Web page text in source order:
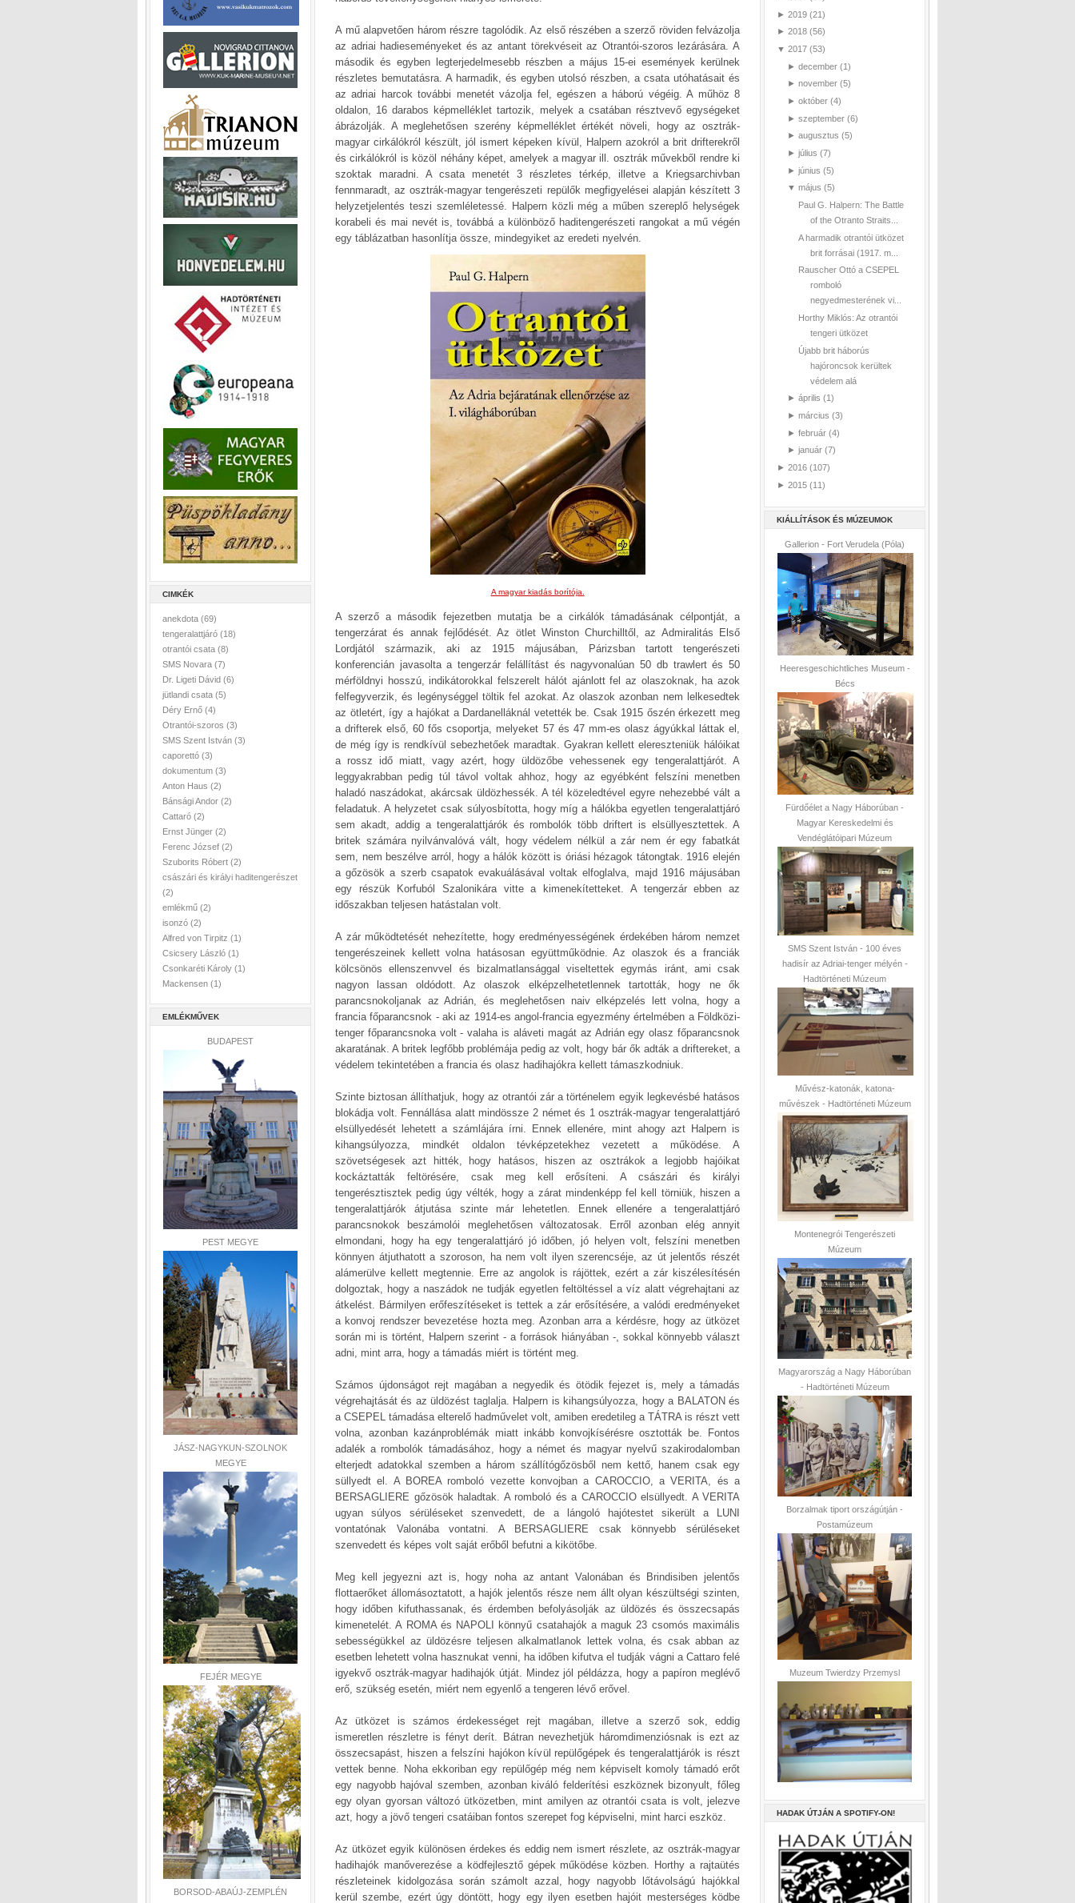
CIMKÉK
anekdota (69)
tengeralattjáró (18)
otrantói csata (8)
SMS Novara (7)
Dr. Ligeti Dávid (6)
jütlandi csata (5)
Déry Ernő (4)
Otrantói-szoros (3)
SMS Szent István (3)
caporettó (3)
dokumentum (3)
Anton Haus (2)
Bánsági Andor (2)
Cattaró (2)
Ernst Jünger (2)
Ferenc József (2)
Szuborits Róbert (2)
császári és királyi haditengerészet
(2)
emlékmű (2)
isonzó (2)
Alfred von Tirpitz (1)
Csicsery László (1)
Csonkaréti Károly (1)
Mackensen (1)
EMLÉKMŰVEK
BUDAPEST
PEST MEGYE
JÁSZ-NAGYKUN-SZOLNOK
MEGYE
FEJÉR MEGYE
BORSOD-ABAÚJ-ZEMPLÉN
A mű alapvetően három részre tagolódik. Az első részében a szerző röviden felvázolja
az adriai hadieseményeket és az antant törekvéseit az Otrantói-szoros lezárására. A
második és egyben legterjedelmesebb részben a május 15-ei események kerülnek
részletes bemutatásra. A harmadik, és egyben utolsó részben, a csata utóhatásait és
az adriai harcok további menetét vázolja fel, egészen a háború végéig. A műhöz 8
oldalon, 16 darabos képmelléklet tartozik, melyek a csatában résztvevő egységeket
ábrázolják. A meglehetősen szerény képmelléklet értékét növeli, hogy az osztrák-
magyar cirkálókról készült, jól ismert képeken kívül, Halpern azokról a brit drifterekről
és cirkálókról is közöl néhány képet, amelyek a magyar ill. osztrák művekből rendre ki
szoktak maradni. A csata menetét 3 részletes térkép, illetve a Kriegsarchivban
fennmaradt, az osztrák-magyar tengerészeti repülők megfigyelései alapján készített 3
helyzetjelentés teszi szemléletessé. Halpern közli még a műben szereplő helységek
korabeli és mai nevét is, továbbá a különböző haditengerészeti rangokat a mű végén
egy táblázatban hasonlítja össze, mindegyiket az eredeti nyelvén.
A magyar kiadás borítója.
A szerző a második fejezetben mutatja be a cirkálók támadásának célpontját, a
tengerzárat és annak fejlődését. Az ötlet Winston Churchilltől, az Admiralitás Első
Lordjától származik, aki az 1915 májusában, Párizsban tartott tengerészeti
konferencián javasolta a tengerzár felállítást és nagyvonalúan 50 db trawlert és 50
mérföldnyi hosszú, indikátorokkal felszerelt hálót ajánlott fel az olaszoknak, ha azok
felfegyverzik, és legénységgel töltik fel azokat. Az olaszok azonban nem lelkesedtek
az ötletért, így a hajókat a Dardanelláknál vetették be. Csak 1915 őszén érkezett meg
a drifterek első, 60 fős csoportja, melyeket 57 és 47 mm-es olasz ágyúkkal láttak el,
de még így is rendkívül sebezhetőek maradtak. Gyakran kellett elereszteniük hálóikat
a rossz idő miatt, vagy azért, hogy üldözőbe vehessenek egy tengeralattjárót. A
leggyakrabban pedig túl távol voltak ahhoz, hogy az egyébként felszíni menetben
haladó naszádokat, akárcsak üldözhessék. A tél közeledtével egyre nehezebbé vált a
feladatuk. A helyzetet csak súlyosbította, hogy míg a hálókba egyetlen tengeralattjáró
sem akadt, addig a tengeralattjárók és rombolók több driftert is elsüllyesztettek. A
britek számára nyilvánvalóvá vált, hogy védelem nélkül a zár nem ér egy fabatkát
sem, nem beszélve arról, hogy a hálók között is óriási hézagok tátongtak. 1916 elején
a gőzösök a szerb csapatok evakuálásával voltak elfoglalva, majd 1916 májusában
egy részük Korfuból Szalonikára vitte a kimenekítetteket. A tengerzár ebben az
időszakban teljesen hatástalan volt.
A zár működtetését nehezítette, hogy eredményességének érdekében három nemzet
tengerészeinek kellett volna hatásosan együttműködnie. Az olaszok és a franciák
kölcsönös ellenszenvvel és bizalmatlansággal viseltettek egymás iránt, ami csak
nagyon lassan oldódott. Az olaszok elképzelhetetlennek tartották, hogy ne ők
parancsnokoljanak az Adrián, és meglehetősen naiv elképzelés lett volna, hogy a
francia főparancsnok - aki az 1914-es angol-francia egyezmény értelmében a Földközi-
tenger főparancsnoka volt - valaha is aláveti magát az Adrián egy olasz főparancsnok
akaratának. A britek legfőbb problémája pedig az volt, hogy bár ők adták a driftereket, a
védelem tekintetében a francia és olasz hadihajókra kellett támaszkodniuk.
Szinte biztosan állíthatjuk, hogy az otrantói zár a történelem egyik legkevésbé hatásos
blokádja volt. Fennállása alatt mindössze 2 német és 1 osztrák-magyar tengeralattjáró
elsüllyedését lehetett a számlájára írni. Ennek ellenére, mint ahogy azt Halpern is
kihangsúlyozza, mindkét oldalon tévképzetekhez vezetett a működése. A
szövetségesek azt hitték, hogy hatásos, hiszen az osztrákok a legjobb hajóikat
kockáztatták feltörésére, csak meg kell erősíteni. A császári és királyi
tengerésztisztek pedig úgy vélték, hogy a zárat mindenképp fel kell törniük, hiszen a
tengeralattjárók átjutása szinte már lehetetlen. Ennek ellenére a tengeralattjáró
parancsnokok beszámolói meglehetősen változatosak. Erről azonban elég annyit
elmondani, hogy ha egy tengeralattjáró jó időben, jó helyen volt, felszíni menetben
könnyen átjuthatott a szoroson, ha nem volt ilyen szerencséje, az út jelentős részét
alámerülve kellett megtennie. Erre az angolok is rájöttek, ezért a zár kiszélesítésén
dolgoztak, hogy a naszádok ne tudják egyetlen feltöltéssel a víz alatt végrehajtani az
átkelést. Bármilyen erőfeszítéseket is tettek a zár erősítésére, a valódi eredményeket
a konvoj rendszer bevezetése hozta meg. Azonban arra a kérdésre, hogy az ütközet
során mi is történt, Halpern szerint - a források hiányában -, sokkal könnyebb választ
adni, mint arra, hogy a támadás miért is történt meg.
Számos újdonságot rejt magában a negyedik és ötödik fejezet is, mely a támadás
végrehajtását és az üldözést taglalja. Halpern is kihangsúlyozza, hogy a BALATON és
a CSEPEL támadása elterelő hadművelet volt, amiben eredetileg a TÁTRA is részt vett
volna, azonban kazánproblémák miatt inkább konvojkísérésre osztották be. Fontos
adalék a rombolók támadásához, hogy a német és magyar nyelvű szakirodalomban
elterjedt adatokkal szemben a három szállítógőzösből nem kettő, hanem csak egy
süllyedt el. A BOREA romboló vezette konvojban a CAROCCIO, a VERITA, és a
BERSAGLIERE gőzösök haladtak. A romboló és a CAROCCIO elsüllyedt. A VERITA
ugyan súlyos sérüléseket szenvedett, de a lángoló hajótestet sikerült a LUNI
vontatónak Valonába vontatni. A BERSAGLIERE csak könnyebb sérüléseket
szenvedett és képes volt saját erőből befutni a kikötőbe.
Meg kell jegyezni azt is, hogy noha az antant Valonában és Brindisiben jelentős
flottaerőket állomásoztatott, a hajók jelentős része nem állt olyan készültségi szinten,
hogy időben kifuthassanak, és érdemben befolyásolják az üldözés és összecsapás
kimenetelét. A ROMA és NAPOLI könnyű csatahajók a maguk 23 csomós maximális
sebességükkel az üldözésre teljesen alkalmatlanok lettek volna, és csak abban az
esetben lehetett volna hasznukat venni, ha időben kifutva el tudják vágni a Cattaro felé
igyekvő osztrák-magyar hadihajók útját. Mindez jól példázza, hogy a papíron meglévő
erő, szükség esetén, miért nem egyenlő a tengeren lévő erővel.
Az ütközet is számos érdekességet rejt magában, illetve a szerző sok, eddig
ismeretlen részletre is fényt derít. Bátran nevezhetjük háromdimenziósnak is ezt az
összecsapást, hiszen a felszíni hajókon kívül repülőgépek és tengeralattjárók is részt
vettek benne. Noha ekkoriban egy repülőgép még nem képviselt komoly támadó erőt
egy nagyobb hajóval szemben, azonban kiváló felderítési eszköznek bizonyult, főleg
egy olyan gyorsan változó ütközetben, mint amilyen az otrantói csata is volt, jelezve
azt, hogy a jövő tengeri csatáiban fontos szerepet fog képviselni, mint harci eszköz.
Az ütközet egyik különösen érdekes és eddig nem ismert részlete, az osztrák-magyar
hadihajók manőverezése a ködfejlesztő gépek működése közben. Horthy a rajtaütés
részleteinek kidolgozása során számolt azzal, hogy nagyobb lőtávolságú hajókkal
kerül szembe, ezért úgy döntött, hogy egy ilyen esetben hajóit mesterséges ködbe
► 2019 (21)
► 2018 (56)
▼ 2017 (53)
► december (1)
► november (5)
► október (4)
► szeptember (6)
► augusztus (5)
► július (7)
► június (5)
▼ május (5)
Paul G. Halpern: The Battle
of the Otranto Straits...
A harmadik otrantói ütközet
brit forrásai (1917. m...
Rauscher Ottó a CSEPEL
romboló
negyedmesterének vi...
Horthy Miklós: Az otrantói
tengeri ütközet
Újabb brit háborús
hajóroncsok kerültek
védelem alá
► április (1)
► március (3)
► február (4)
► január (7)
► 2016 (107)
► 2015 (11)
KIÁLLÍTÁSOK ÉS MÚZEUMOK
Gallerion - Fort Verudela (Póla)
Heeresgeschichtliches Museum -
Bécs
Fürdőélet a Nagy Háborúban -
Magyar Kereskedelmi és
Vendéglátóipari Múzeum
SMS Szent István - 100 éves
hadisír az Adriai-tenger mélyén -
Hadtörténeti Múzeum
Művész-katonák, katona-
művészek - Hadtörténeti Múzeum
Montenegrói Tengerészeti
Múzeum
Magyarország a Nagy Háborúban
- Hadtörténeti Múzeum
Borzalmak tiport országútján -
Postamúzeum
Muzeum Twierdzy Przemysl
HADAK ÚTJÁN A SPOTIFY-ON!